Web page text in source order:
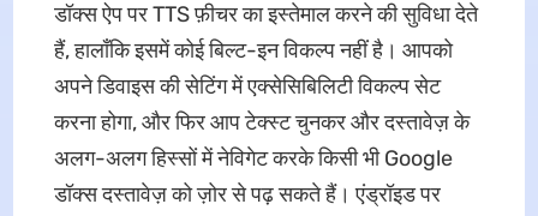
डॉक्स ऐप पर TTS फ़ीचर का इस्तेमाल करने की सुविधा देते
हैं, हालाँकि इसमें कोई बिल्ट-इन विकल्प नहीं है। आपको
अपने डिवाइस की सेटिंग में एक्सेसिबिलिटी विकल्प सेट
करना होगा, और फिर आप टेक्स्ट चुनकर और दस्तावेज़ के
अलग-अलग हिस्सों में नेविगेट करके किसी भी Google
डॉक्स दस्तावेज़ को ज़ोर से पढ़ सकते हैं। एंड्रॉइड पर